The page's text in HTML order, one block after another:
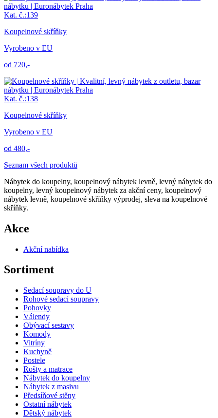
Kat. č.:139
Koupelnové skříňky
Vyrobeno v EU
od 720,-
Kat. č.:138
Koupelnové skříňky
Vyrobeno v EU
od 480,-
Seznam všech produktů
Nábytek do koupelny, koupelnový nábytek levně, levný nábytek do
koupelny, levný koupelnový nábytek za akční ceny, koupelnový
nábytek levně, koupelnové skříňky‎ výprodej, sleva na koupelnové
skříňky‎.
Akce
Akční nabídka
Sortiment
Sedací soupravy do U
Rohové sedací soupravy
Pohovky
Válendy
Obývací sestavy
Komody
Vitríny
Kuchyně
Postele
Rošty a matrace
Nábytek do koupelny
Nábytek z masivu
Předsíňové stěny
Ostatní nábytek
Dětský nábytek